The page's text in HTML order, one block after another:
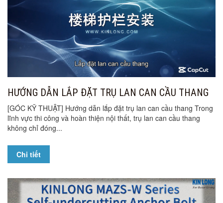
HƯỚNG DẪN LẮP ĐẶT TRỤ LAN CAN CẦU THANG
[GÓC KỸ THUẬT] Hướng dẫn lắp đặt trụ lan can cầu thang Trong
lĩnh vực thi công và hoàn thiện nội thất, trụ lan can cầu thang
không chỉ đóng...
Chi tiết